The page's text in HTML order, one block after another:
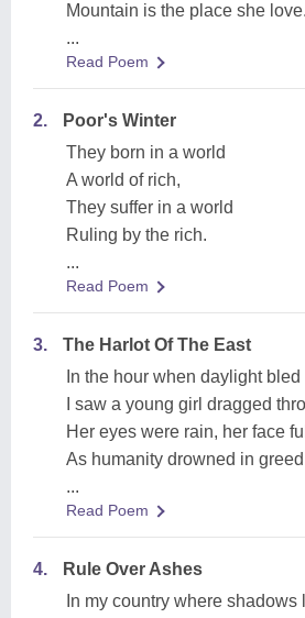
Mountain is the place she love.
...
Read Poem
2.
Poor's Winter
They born in a world
A world of rich,
They suffer in a world
Ruling by the rich.
...
Read Poem
3.
The Harlot Of The East
In the hour when daylight bled
I saw a young girl dragged
Her eyes were rain, her face
As humanity drowned in
...
Read Poem
4.
Rule Over Ashes
In my country where shadows